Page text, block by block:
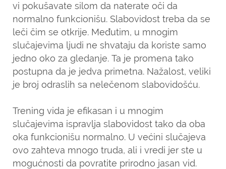
vi pokušavate silom da naterate oči da
normalno funkcionišu. Slabovidost treba da se
leči čim se otkrije. Međutim, u mnogim
slučajevima ljudi ne shvataju da koriste samo
jedno oko za gledanje. Ta je promena tako
postupna da je jedva primetna. Nažalost, veliki
je broj odraslih sa nelečenom slabovidošću.
Trening vida je efikasan i u mnogim
slučajevima ispravlja slabovidost tako da oba
oka funkcionišu normalno. U većini slučajeva
ovo zahteva mnogo truda, ali i vredi jer ste u
mogućnosti da povratite prirodno jasan vid.